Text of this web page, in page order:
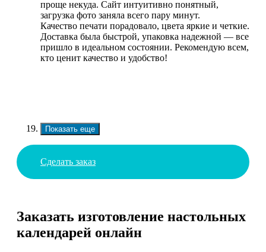
проще некуда. Сайт интуитивно понятный,
загрузка фото заняла всего пару минут.
Качество печати порадовало, цвета яркие и четкие.
Доставка была быстрой, упаковка надежной — все
пришло в идеальном состоянии. Рекомендую всем,
кто ценит качество и удобство!
Показать еще
Сделать заказ
Заказать изготовление настольных
календарей онлайн